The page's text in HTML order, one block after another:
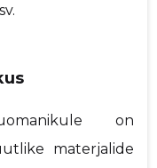
on
materjalide